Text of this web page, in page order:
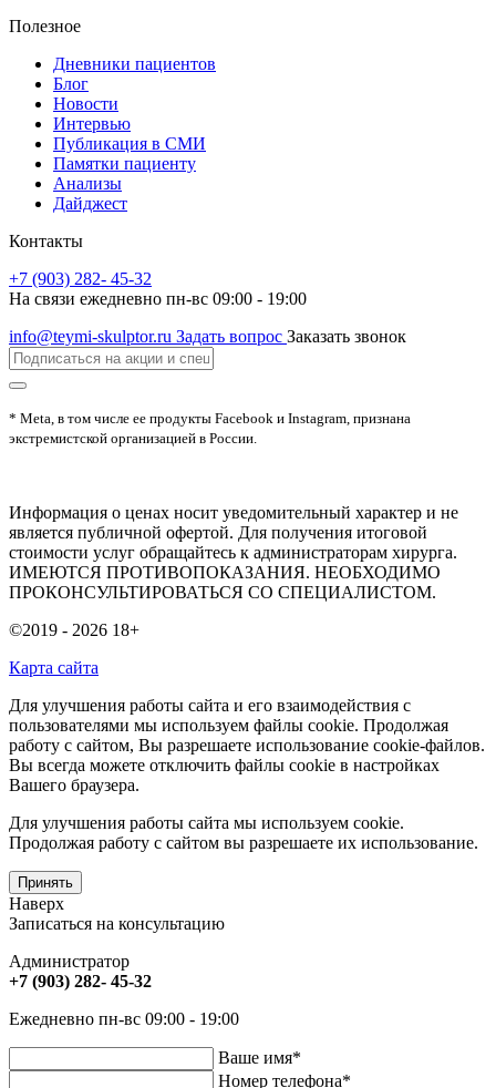
Полезное
Дневники пациентов
Блог
Новости
Интервью
Публикация в СМИ
Памятки пациенту
Анализы
Дайджест
Контакты
+7 (903) 282- 45-32
На связи ежедневно пн-вс 09:00 - 19:00
info@teymi-skulptor.ru Задать вопрос Заказать звонок
* Meta, в том числе ее продукты Facebook и Instagram, признана
экстремистской организацией в России.
Информация о ценах носит уведомительный характер и не
является публичной офертой. Для получения итоговой
стоимости услуг обращайтесь к администраторам хирурга.
ИМЕЮТСЯ ПРОТИВОПОКАЗАНИЯ. НЕОБХОДИМО
ПРОКОНСУЛЬТИРОВАТЬСЯ СО СПЕЦИАЛИСТОМ.
©2019 - 2026 18+
Карта сайта
Для улучшения работы сайта и его взаимодействия с
пользователями мы используем файлы cookie. Продолжая
работу с сайтом, Вы разрешаете использование cookie-файлов.
Вы всегда можете отключить файлы cookie в настройках
Вашего браузера.
Для улучшения работы сайта мы используем cookie.
Продолжая работу с сайтом вы разрешаете их использование.
Принять
Наверх
Записаться на консультацию
Администратор
+7 (903) 282- 45-32
Ежедневно пн-вс 09:00 - 19:00
Ваше имя*
Номер телефона*